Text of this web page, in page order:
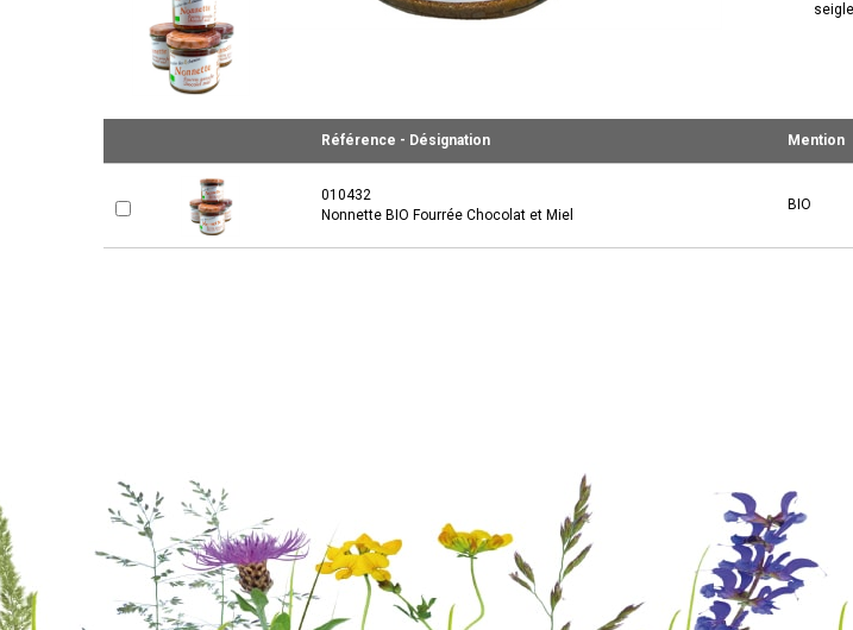
Référence - Désignation Mention
010432
Nonnette BIO Fourrée Chocolat et Miel
BIO